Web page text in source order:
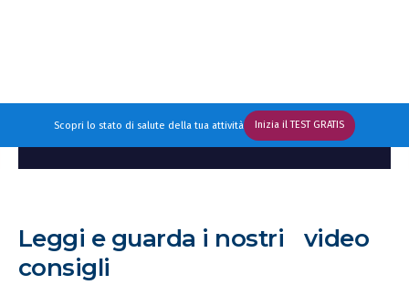
Scopri lo stato di salute della tua attività Inizia il TEST GRATIS
Leggi e guarda i nostri video
consigli